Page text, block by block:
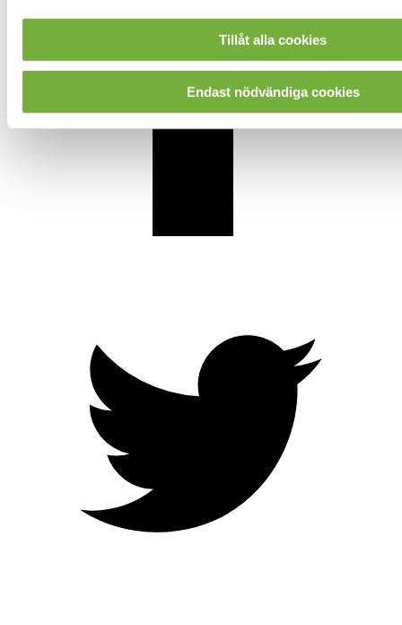
Tillåt alla cookies
Endast nödvändiga cookies